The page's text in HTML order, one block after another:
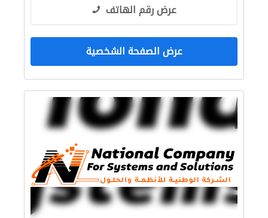
عرض رقم الهاتف
عرض الصفحة الشخصية